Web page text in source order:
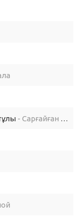
- Сарғайған сағынышым